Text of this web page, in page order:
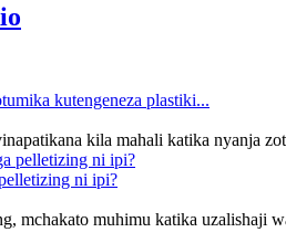
kutengeneza plastiki...
kila mahali katika nyanja
ni ipi?
mchakato muhimu katika uzalishaji